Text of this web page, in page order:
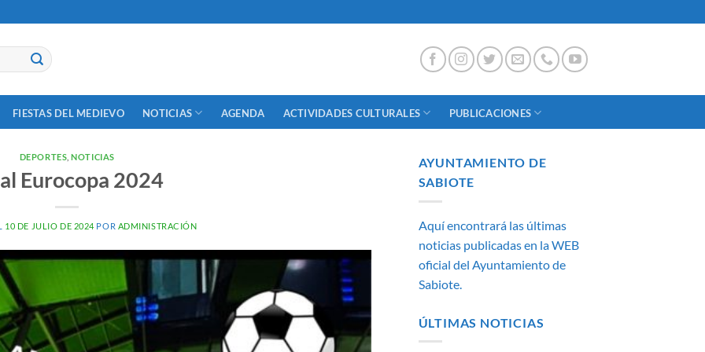
FIESTAS DEL MEDIEVO NOTICIAS AGENDA ACTIVIDADES CULTURALES PUBLICACIONES
DEPORTES ,NOTICIAS
Eurocopa 2024
10 DE JULIO DE 2024 POR ADMINISTRACIÓN
AYUNTAMIENTO DE
SABIOTE
Aquí encontrará las últimas
noticias publicadas en la WEB
oficial del Ayuntamiento de
Sabiote.
ÚLTIMAS NOTICIAS